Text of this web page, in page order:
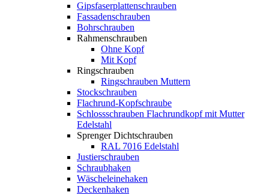
Gipsfaserplattenschrauben
Fassadenschrauben
Bohrschrauben
Rahmenschrauben
Ohne Kopf
Mit Kopf
Ringschrauben
Ringschrauben Muttern
Stockschrauben
Flachrund-Kopfschraube
Schlossschrauben Flachrundkopf mit Mutter
Edelstahl
Sprenger Dichtschrauben
RAL 7016 Edelstahl
Justierschrauben
Schraubhaken
Wäscheleinehaken
Deckenhaken